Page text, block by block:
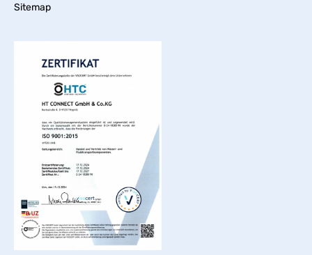
Sitemap